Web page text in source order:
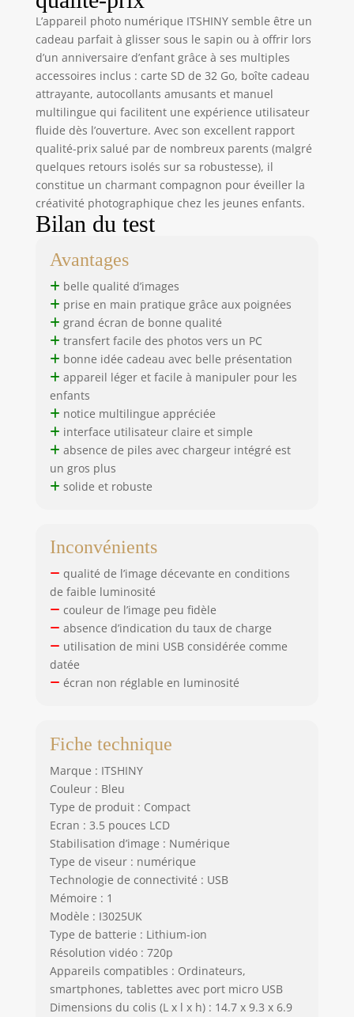
antichoc, durable
et sûre pour les
enfants. Petit et
léger, facile à
transporter, il peut
fonctionner
partout.
Remarque: Veuillez
déchirer le film
protecteur avant
utilisation! 【
Batterie
lithium
rechargeable de
1000 mAh
intégrée, d'une
autonomie
et peut prendre
des photos
pendant 2 à 4
heures. Pour que
un ordinateur ou
dotés d'un port
USB. 【 Garantie
de satisfaction à
Notre appareil
autre occasion
loin le cadeau
préféré lors des
fêtes de Noël et de
ans. ITSHINY Kids
charge 30 jours de
remboursement et
12 mois de
L’appareil photo numérique ITSHINY semble être un
cadeau parfait à glisser sous le sapin ou à offrir lors
d’un anniversaire d’enfant grâce à ses multiples
accessoires inclus : carte SD de 32 Go, boîte cadeau
attrayante, autocollants amusants et manuel
multilingue qui facilitent une expérience utilisateur
fluide dès l’ouverture. Avec son excellent rapport
qualité-prix salué par de nombreux parents (malgré
quelques retours isolés sur sa robustesse), il
constitue un charmant compagnon pour éveiller la
créativité photographique chez les jeunes enfants.
Bilan du test
Avantages
belle qualité d’images
prise en main pratique grâce aux poignées
grand écran de bonne qualité
transfert facile des photos vers un PC
bonne idée cadeau avec belle présentation
appareil léger et facile à manipuler pour les
enfants
notice multilingue appréciée
interface utilisateur claire et simple
absence de piles avec chargeur intégré est
un gros plus
solide et robuste
Inconvénients
qualité de l’image décevante en conditions
de faible luminosité
couleur de l’image peu fidèle
absence d’indication du taux de charge
utilisation de mini USB considérée comme
datée
écran non réglable en luminosité
Fiche technique
Marque : ITSHINY
Couleur : Bleu
Type de produit : Compact
Ecran : 3.5 pouces LCD
Stabilisation d’image : Numérique
Type de viseur : numérique
Technologie de connectivité : USB
Mémoire : 1
Modèle : I3025UK
Type de batterie : Lithium-ion
Résolution vidéo : 720p
Appareils compatibles : Ordinateurs,
smartphones, tablettes avec port micro USB
Dimensions du colis (L x l x h) : 14.7 x 9.3 x 6.9